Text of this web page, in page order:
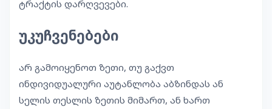
ტრაქტის დარღვევები.
უკუჩვენებები
არ გამოიყენოთ ზეთი, თუ გაქვთ
ინდივიდუალური აუტანლობა აბზინდას ან
სელის თესლის ზეთის მიმართ, ან ხართ